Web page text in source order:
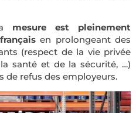
mesure est pleinement
en prolongeant des
(respect de la vie privée
santé et de la sécurité, …)
de refus des employeurs.